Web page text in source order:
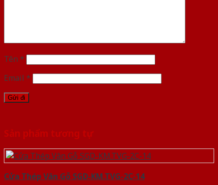
Tên *
Email *
Sản phẩm tương tự
Cửa Thép Vân Gỗ SGD-KM.TVG-2C-14